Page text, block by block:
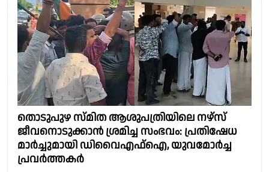
തൊടുപുഴ സ്മിത ആശുപത്രിയിലെ നഴ്സ്
ജീവനൊടുക്കാൻ ശ്രമിച്ച സംഭവം: പ്രതിഷേധ
മാർച്ചുമായി ഡിവൈഎഫ്ഐ, യുവമോർച്ച
പ്രവർത്തകർ